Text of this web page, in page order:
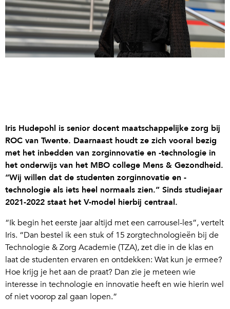
Iris Hudepohl is senior docent maatschappelijke zorg bij
ROC van Twente. Daarnaast houdt ze zich vooral bezig
met het inbedden van zorginnovatie en -technologie in
het onderwijs van het MBO college Mens & Gezondheid.
“Wij willen dat de studenten zorginnovatie en -
technologie als iets heel normaals zien.” Sinds studiejaar
2021-2022 staat het V-model hierbij centraal.
“Ik begin het eerste jaar altijd met een carrousel-les”, vertelt
Iris. “Dan bestel ik een stuk of 15 zorgtechnologieën bij de
Technologie & Zorg Academie (TZA), zet die in de klas en
laat de studenten ervaren en ontdekken: Wat kun je ermee?
Hoe krijg je het aan de praat? Dan zie je meteen wie
interesse in technologie en innovatie heeft en wie hierin wel
of niet voorop zal gaan lopen.”